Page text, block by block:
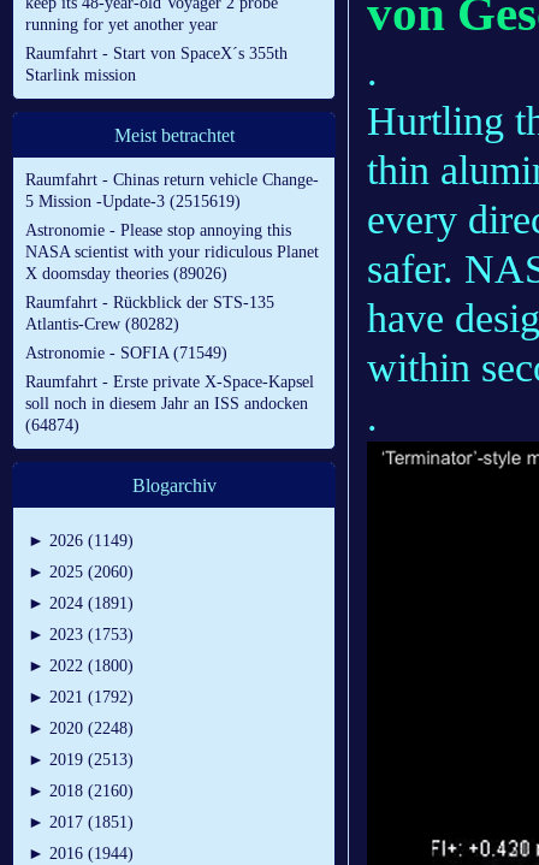
running for yet another year
Raumfahrt - Start von SpaceX´s 355th
Starlink mission
Meist betrachtet
Raumfahrt - Chinas return vehicle Change-
5 Mission -Update-3 (2515619)
Astronomie - Please stop annoying this
NASA scientist with your ridiculous Planet
X doomsday theories (89026)
Raumfahrt - Rückblick der STS-135
Atlantis-Crew (80282)
Astronomie - SOFIA (71549)
Raumfahrt - Erste private X-Space-Kapsel
soll noch in diesem Jahr an ISS andocken
(64874)
Blogarchiv
► 2026 (1149)
► 2025 (2060)
► 2024 (1891)
► 2023 (1753)
► 2022 (1800)
► 2021 (1792)
► 2020 (2248)
► 2019 (2513)
► 2018 (2160)
► 2017 (1851)
► 2016 (1944)
von
.
Hurtling
thin
every
safer.
have
within
.